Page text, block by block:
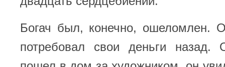
Богач был, конечно, ошеломлен.
потребовал свои деньги назад.